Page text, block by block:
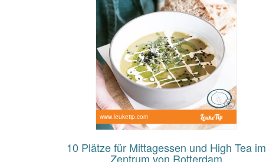
www.leuketip.com
10 Plätze für Mittagessen und High Tea im
Zentrum von Rotterdam